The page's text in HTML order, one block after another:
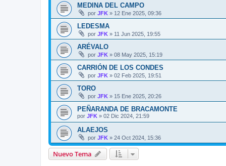
MEDINA DEL CAMPO
por JFK » 12 Ene 2025, 09:36
LEDESMA
por JFK » 11 Jun 2025, 19:55
ARÉVALO
por JFK » 08 May 2025, 15:19
CARRIÓN DE LOS CONDES
por JFK » 02 Feb 2025, 19:51
TORO
por JFK » 15 Ene 2025, 20:26
PEÑARANDA DE BRACAMONTE
por JFK » 02 Dic 2024, 21:59
ALAEJOS
por JFK » 24 Oct 2024, 15:36
Nuevo Tema